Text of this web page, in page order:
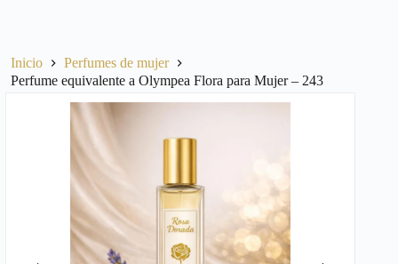
Inicio
Perfumes de mujer
Perfume equivalente a Olympea Flora para Mujer – 243